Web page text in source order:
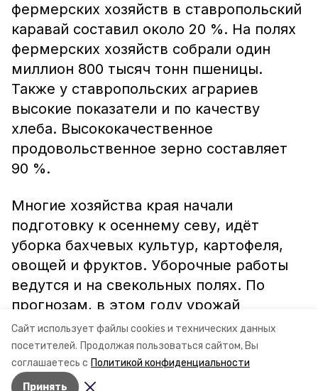
Сайт использует файлы cookies и технических данных
посетителей. Продолжая пользоваться сайтом, Вы
соглашаетесь с Политикой конфиденциальности
Принять
фермерских хозяйств в ставропольский
каравай составил около 20 %. На полях
фермерских хозяйств собрали один
миллион 800 тысяч тонн пшеницы.
Также у ставропольских аграриев
высокие показатели и по качеству
хлеба. Высококачественное
продовольственное зерно составляет
90 %.
Многие хозяйства края начали
подготовку к осеннему севу, идёт
уборка бахчевых культур, картофеля,
овощей и фруктов. Уборочные работы
ведутся и на свекольных полях. По
прогнозам, в этом году урожай
сахарной свёклы составит около трёх
миллионов тонн.